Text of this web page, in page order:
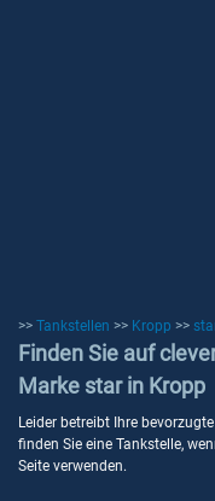
>> Tankstellen >> Kropp >>
Finden Sie auf
Marke star in Kropp
Leider betreibt Ihre
finden Sie eine Tankstelle,
Seite verwenden.